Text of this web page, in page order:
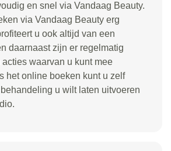
en snel via Vandaag Beauty.
via Vandaag Beauty erg
u ook altijd van een
daarnaast zijn er regelmatig
waarvan u kunt mee
het online boeken kunt u zelf
u wilt laten uitvoeren